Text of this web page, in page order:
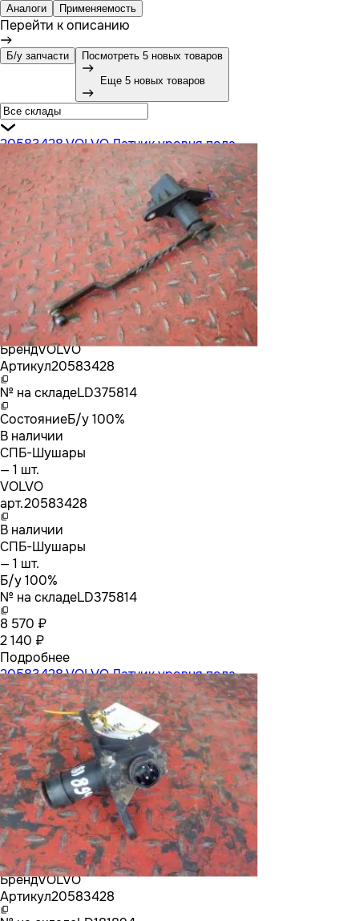
Аналоги Применяемость
Перейти к описанию
Б/у запчасти Посмотреть 5 новых товаров
Еще 5 новых товаров
20583428 VOLVO Датчик уровня пола
БрендVOLVO
Артикул20583428
№ на складеLD375814
СостояниеБ/у 100%
В наличии
СПБ-Шушары
— 1 шт.
VOLVO
арт.20583428
В наличии
СПБ-Шушары
— 1 шт.
Б/у 100%
№ на складеLD375814
8 570 ₽
2 140 ₽
Подробнее
20583428 VOLVO Датчик уровня пола
БрендVOLVO
Артикул20583428